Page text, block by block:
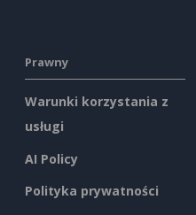
Prawny
Warunki korzystania z
usługi
AI Policy
Polityka prywatności